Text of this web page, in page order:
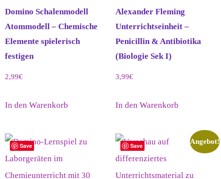
Domino Schalenmodell
Atommodell – Chemische
Elemente spielerisch
festigen
2,99€
In den Warenkorb
Alexander Fleming
Unterrichtseinheit –
Penicillin & Antibiotika
(Biologie Sek I)
3,99€
In den Warenkorb
Save Save
Angebot!